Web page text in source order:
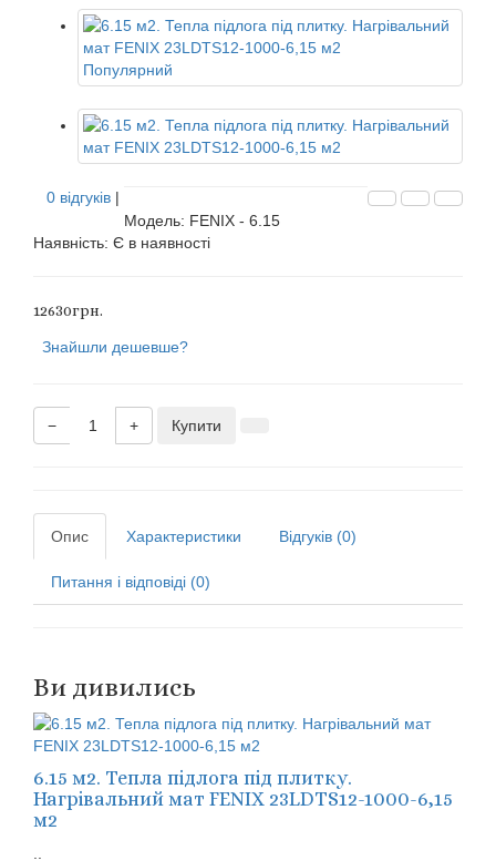
Популярний
0 відгуків |
Модель: FENIX - 6.15
Наявність: Є в наявності
12630грн.
Знайшли дешевше?
− + Купити
Опис Характеристики Відгуків (0)
Питання і відповіді (0)
Ви дивились
6.15 м2. Тепла підлога під плитку.
Нагрівальний мат FENIX 23LDTS12-1000-6,15
м2